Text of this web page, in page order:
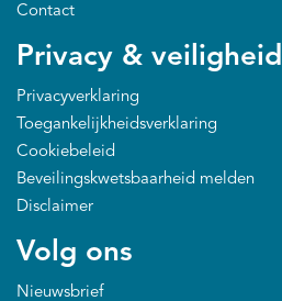
Contact
Privacy & veiligheid
Privacyverklaring
Toegankelijkheidsverklaring
Cookiebeleid
Beveilingskwetsbaarheid melden
Disclaimer
Volg ons
Nieuwsbrief